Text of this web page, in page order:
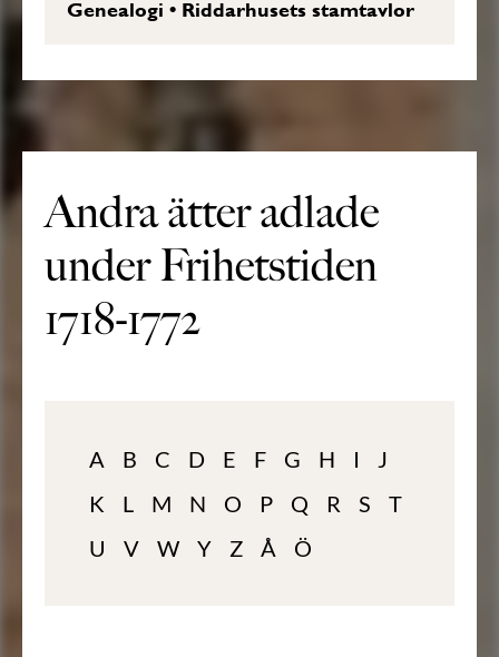
Genealogi • Riddarhusets stamtavlor
Andra ätter adlade
under Frihetstiden
1718-1772
A B C D E F G H I
J
K
L M N O P Q R S
T
U
V W Y Z Å Ö